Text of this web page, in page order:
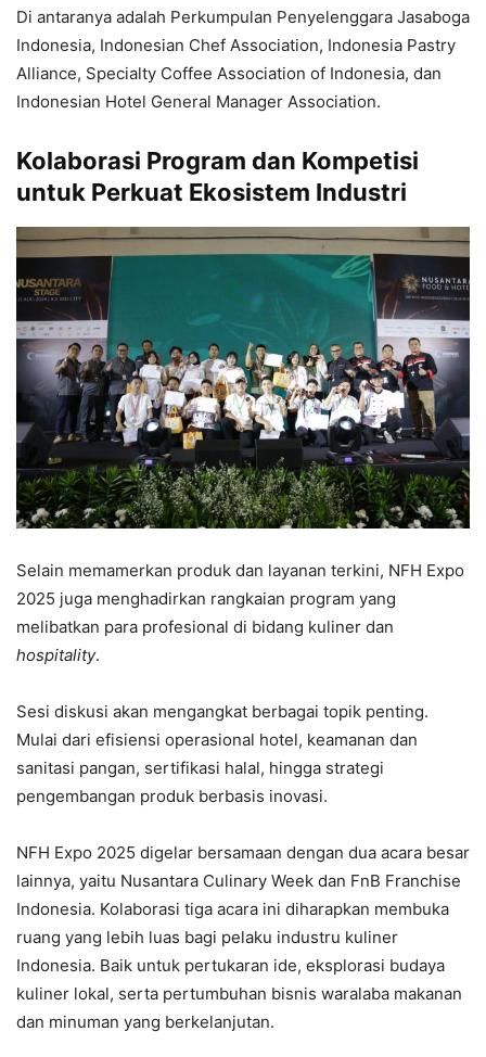
Di antaranya adalah Perkumpulan Penyelenggara Jasaboga
Indonesia, Indonesian Chef Association, Indonesia Pastry
Alliance, Specialty Coffee Association of Indonesia, dan
Indonesian Hotel General Manager Association.
Kolaborasi Program dan Kompetisi
untuk Perkuat Ekosistem Industri
Selain memamerkan produk dan layanan terkini, NFH Expo
2025 juga menghadirkan rangkaian program yang
melibatkan para profesional di bidang kuliner dan
hospitality.
Sesi diskusi akan mengangkat berbagai topik penting.
Mulai dari efisiensi operasional hotel, keamanan dan
sanitasi pangan, sertifikasi halal, hingga strategi
pengembangan produk berbasis inovasi.
NFH Expo 2025 digelar bersamaan dengan dua acara besar
lainnya, yaitu Nusantara Culinary Week dan FnB Franchise
Indonesia. Kolaborasi tiga acara ini diharapkan membuka
ruang yang lebih luas bagi pelaku industru kuliner
Indonesia. Baik untuk pertukaran ide, eksplorasi budaya
kuliner lokal, serta pertumbuhan bisnis waralaba makanan
dan minuman yang berkelanjutan.